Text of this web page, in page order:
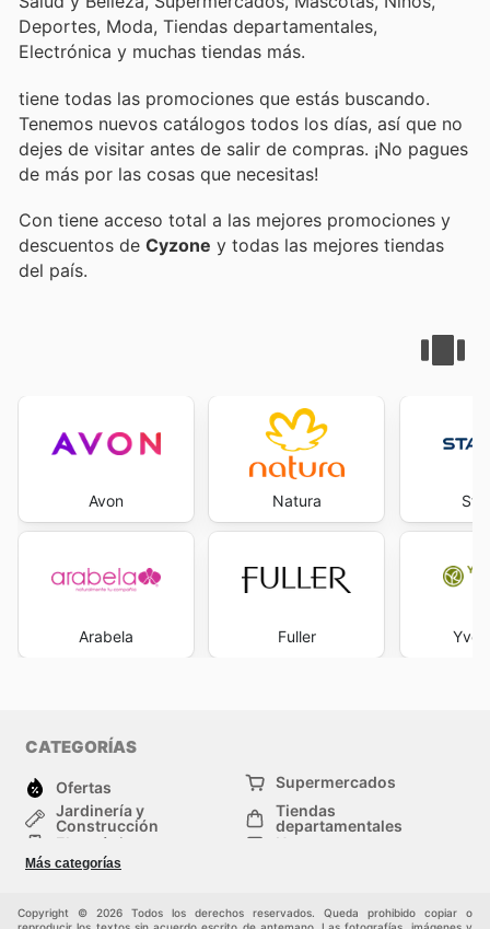
Deportes, Moda, Tiendas departamentales,
Electrónica y muchas tiendas más.
tiene todas las promociones que estás buscando.
Tenemos nuevos catálogos todos los días, así que no
dejes de visitar antes de salir de compras. ¡No pagues
de más por las cosas que necesitas!
Con tiene acceso total a las mejores promociones y
descuentos de Cyzone y todas las mejores tiendas
del país.
Avon
Arabela
Natura
Fuller
CATEGORÍAS
Ofertas
Supermercados
Jardinería y
Construcción
Tiendas
departamentales
Electrónica
Hogar
Salud y Belleza
Otros
Más categorías
Copyright © 2026 Todos los derechos reservados. Queda prohibido copiar o